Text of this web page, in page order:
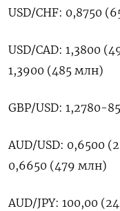
USD/CHF: 0,8750
USD/CAD: 1,3800
1,3900 (485 млн)
GBP/USD: 1,2780-
AUD/USD: 0,6500
0,6650 (479 млн)
AUD/JPY: 100,00